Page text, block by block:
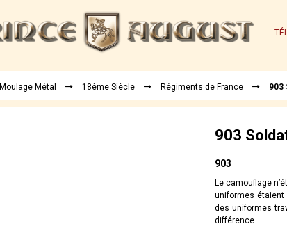
Moulage Métal 18ème Siècle Régiments de France 903
903
903
Le camouflage
uniformes étaient
des uniformes
différence.